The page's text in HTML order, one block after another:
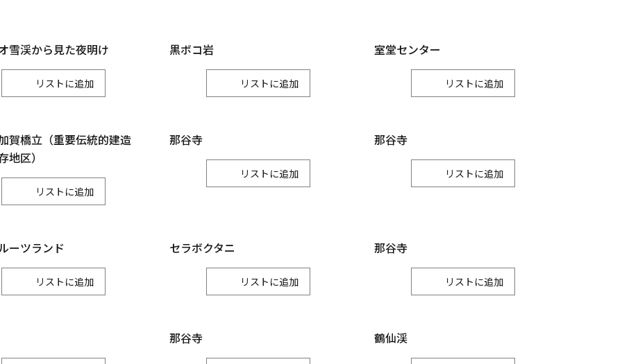
加賀
白山市
雪渓から見た夜明け
リスト
黒ボコ岩
リスト
室堂センター
リスト
賀橋立（重要伝統的建造
地区）
リスト
那谷寺
リスト
那谷寺
リスト
ーツランド
リスト
セラボクタニ
リスト
那谷寺
リスト
那谷寺 鶴仙渓